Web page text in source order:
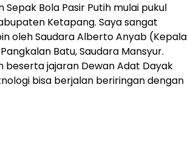
Bola Pasir Putih mulai pukul
Ketapang. Saya sangat
oleh Saudara Alberto Anyab (Kepala
Batu, Saudara Mansyur.
beserta jajaran Dewan Adat Dayak
bisa berjalan beriringan dengan